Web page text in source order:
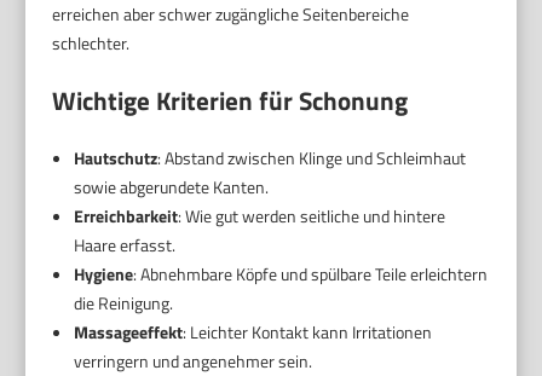
erreichen aber schwer zugängliche Seitenbereiche
schlechter.
Wichtige Kriterien für Schonung
Hautschutz: Abstand zwischen Klinge und Schleimhaut
sowie abgerundete Kanten.
Erreichbarkeit: Wie gut werden seitliche und hintere
Haare erfasst.
Hygiene: Abnehmbare Köpfe und spülbare Teile erleichtern
die Reinigung.
Massageeffekt: Leichter Kontakt kann Irritationen
verringern und angenehmer sein.